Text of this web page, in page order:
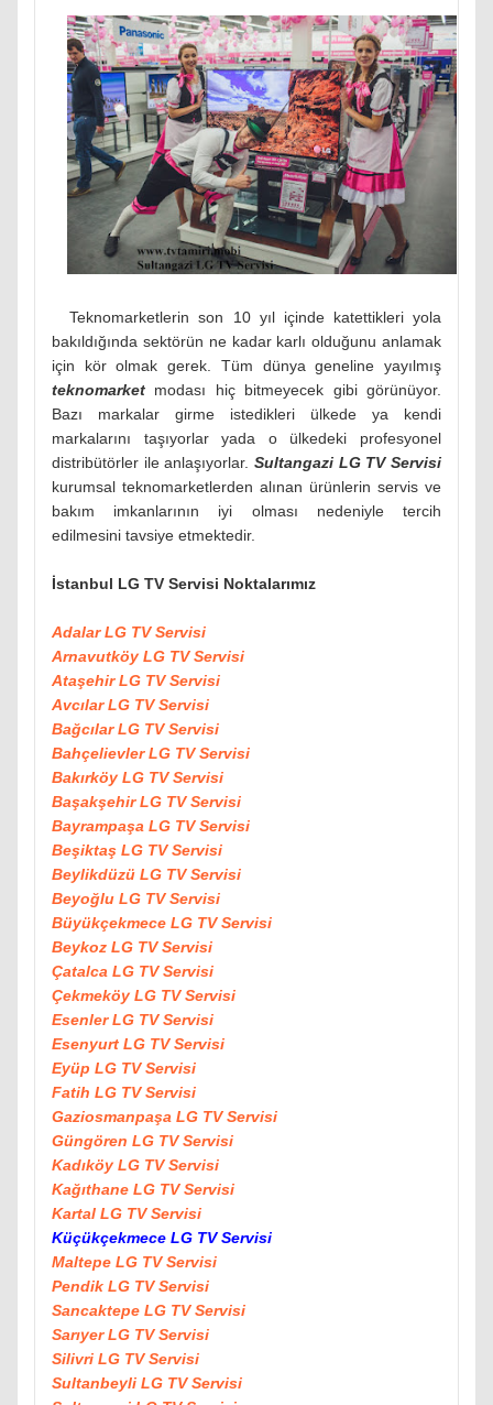
Teknomarketlerin son 10 yıl içinde katettikleri yola
bakıldığında sektörün ne kadar karlı olduğunu anlamak
için kör olmak gerek. Tüm dünya geneline yayılmış
teknomarket modası hiç bitmeyecek gibi görünüyor.
Bazı markalar girme istedikleri ülkede ya kendi
markalarını taşıyorlar yada o ülkedeki profesyonel
distribütörler ile anlaşıyorlar. Sultangazi LG TV Servisi
kurumsal teknomarketlerden alınan ürünlerin servis ve
bakım imkanlarının iyi olması nedeniyle tercih
edilmesini tavsiye etmektedir.
İstanbul LG TV Servisi Noktalarımız
Adalar LG TV Servisi
Arnavutköy LG TV Servisi
Ataşehir LG TV Servisi
Avcılar LG TV Servisi
Bağcılar LG TV Servisi
Bahçelievler LG TV Servisi
Bakırköy LG TV Servisi
Başakşehir LG TV Servisi
Bayrampaşa LG TV Servisi
Beşiktaş LG TV Servisi
Beylikdüzü LG TV Servisi
Beyoğlu LG TV Servisi
Büyükçekmece LG TV Servisi
Beykoz LG TV Servisi
Çatalca LG TV Servisi
Çekmeköy LG TV Servisi
Esenler LG TV Servisi
Esenyurt LG TV Servisi
Eyüp LG TV Servisi
Fatih LG TV Servisi
Gaziosmanpaşa LG TV Servisi
Güngören LG TV Servisi
Kadıköy LG TV Servisi
Kağıthane LG TV Servisi
Kartal LG TV Servisi
Küçükçekmece LG TV Servisi
Maltepe LG TV Servisi
Pendik LG TV Servisi
Sancaktepe LG TV Servisi
Sarıyer LG TV Servisi
Silivri LG TV Servisi
Sultanbeyli LG TV Servisi